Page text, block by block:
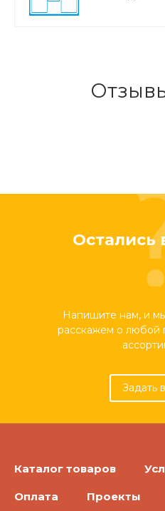
Остались
Напишите нам, и
расскажем о любой
Задать
Каталог товаров
Оплата Проекты